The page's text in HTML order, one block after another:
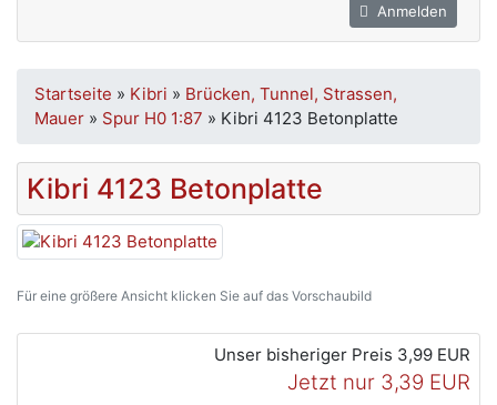
Anmelden
Startseite » Kibri » Brücken, Tunnel, Strassen,
Mauer » Spur H0 1:87 » Kibri 4123 Betonplatte
Kibri 4123 Betonplatte
Für eine größere Ansicht klicken Sie auf das Vorschaubild
Unser bisheriger Preis 3,99 EUR
Jetzt nur 3,39 EUR